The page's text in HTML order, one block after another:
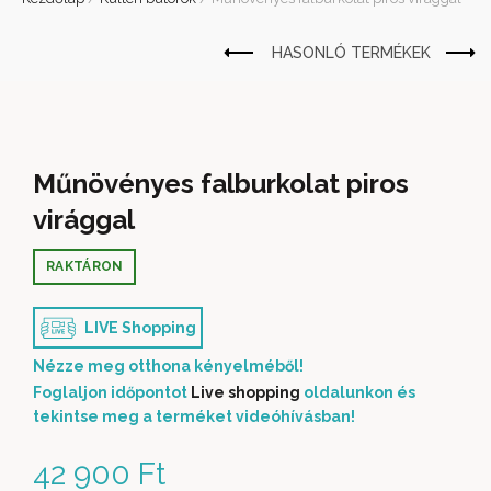
Műnövényes falburkolat piros
virággal
42 900 Ft
RAKTÁRON
LIVE Shopping
Nézze meg otthona kényelméből!
Foglaljon időpontot Live shopping oldalunkon és
tekintse meg a terméket videóhívásban!